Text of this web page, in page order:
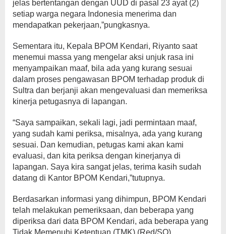
jelas bertentangan dengan UUD di pasal 23 ayat (2)
setiap warga negara Indonesia menerima dan
mendapatkan pekerjaan,”pungkasnya.
Sementara itu, Kepala BPOM Kendari, Riyanto saat
menemui massa yang mengelar aksi unjuk rasa ini
menyampaikan maaf, bila ada yang kurang sesuai
dalam proses pengawasan BPOM terhadap produk di
Sultra dan berjanji akan mengevaluasi dan memeriksa
kinerja petugasnya di lapangan.
“Saya sampaikan, sekali lagi, jadi permintaan maaf,
yang sudah kami periksa, misalnya, ada yang kurang
sesuai. Dan kemudian, petugas kami akan kami
evaluasi, dan kita periksa dengan kinerjanya di
lapangan. Saya kira sangat jelas, terima kasih sudah
datang di Kantor BPOM Kendari,”tutupnya.
Berdasarkan informasi yang dihimpun, BPOM Kendari
telah melakukan pemeriksaan, dan beberapa yang
diperiksa dari data BPOM Kendari, ada beberapa yang